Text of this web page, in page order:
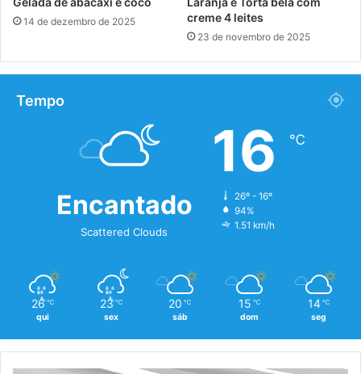
14 de dezembro de 2025
creme 4 leites
23 de novembro de 2025
Tempo
Encantado
Scattered Clouds
16 ℃
26º - 16º
94%
1.51 km/h
26 ℃
qui
23 ℃
sex
20 ℃
sáb
15 ℃
dom
14 ℃
seg